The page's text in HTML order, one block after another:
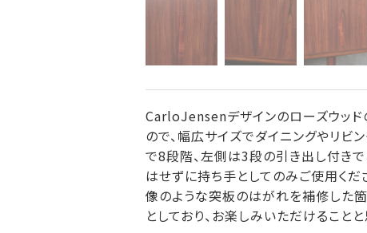
CarloJensenデザインのローズウッ
ので、幅広サイズでダイニングやリ
で8段階、左側は3段の引き出し付き
はせずに持ち手としてのみご使用くだ
像のような突板のはがれを補修した
としており、お楽しみいただけることと